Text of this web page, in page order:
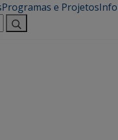
Programas e Projetos